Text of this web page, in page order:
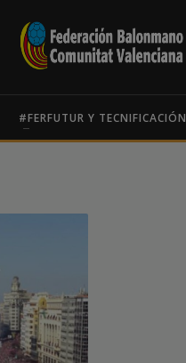
#FERFUTUR Y TECNIFICACIÓN